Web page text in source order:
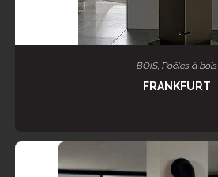
LIRE LA SUITE
BOIS Poêles à bois
FRANKFURT